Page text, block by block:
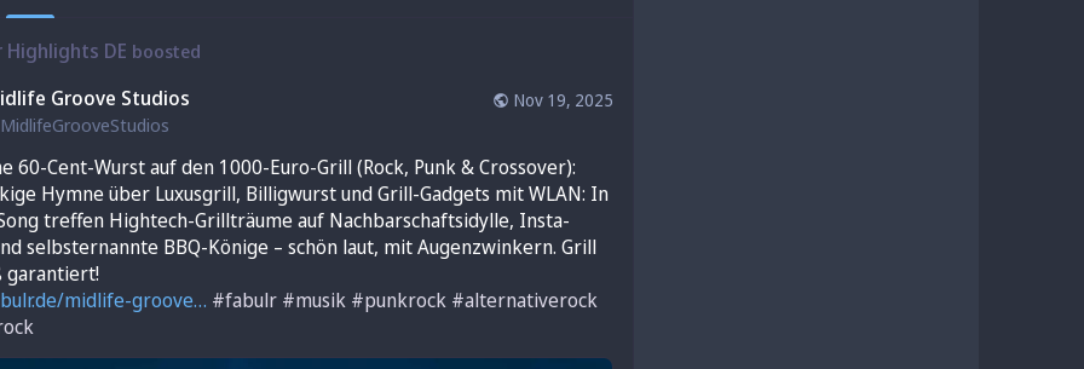
Highlights DE boosted
Nov 19, 2025
Groove Studios
MidlifeGrooveStudios
60-Cent-Wurst auf den 1000-Euro-Grill (Rock, Punk & Crossover):
Hymne über Luxusgrill, Billigwurst und Grill-Gadgets mit WLAN: In
treffen Hightech-Grillträume auf Nachbarschaftsidylle, Insta-
selbsternannte BBQ-Könige – schön laut, mit Augenzwinkern. Grill
garantiert!
midlife-groove
#fabulr #musik #punkrock #alternativerock